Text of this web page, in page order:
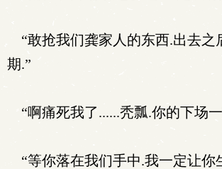
“敢抢我们龚家人的东西.出去之
期.”
“啊痛死我了......秃瓢.你的下场
“等你落在我们手中.我一定让你